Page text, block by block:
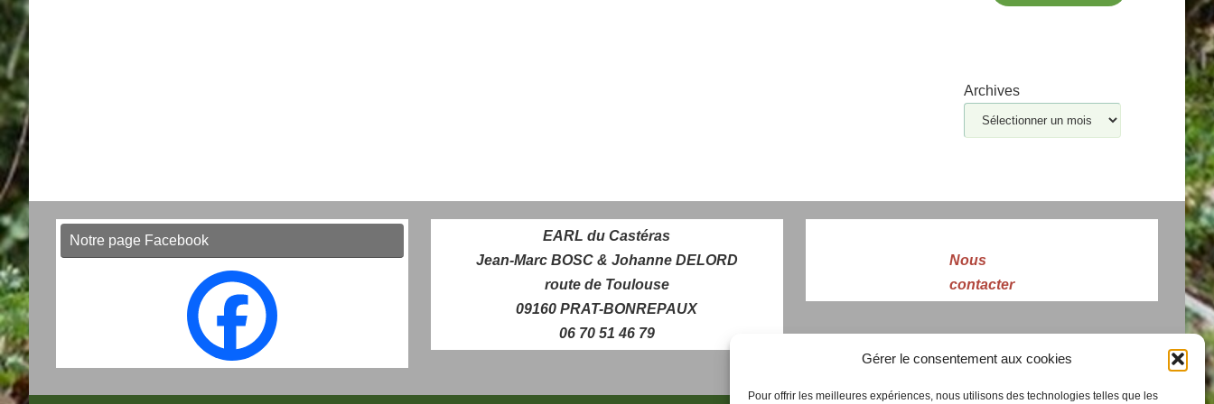
Gérer le consentement aux cookies
Pour offrir les meilleures expériences, nous utilisons des technologies telles que les
Archives
Notre page Facebook
EARL du Castéras
Jean-Marc BOSC & Johanne DELORD
route de Toulouse
09160 PRAT-BONREPAUX
06 70 51 46 79
Nous
contacter